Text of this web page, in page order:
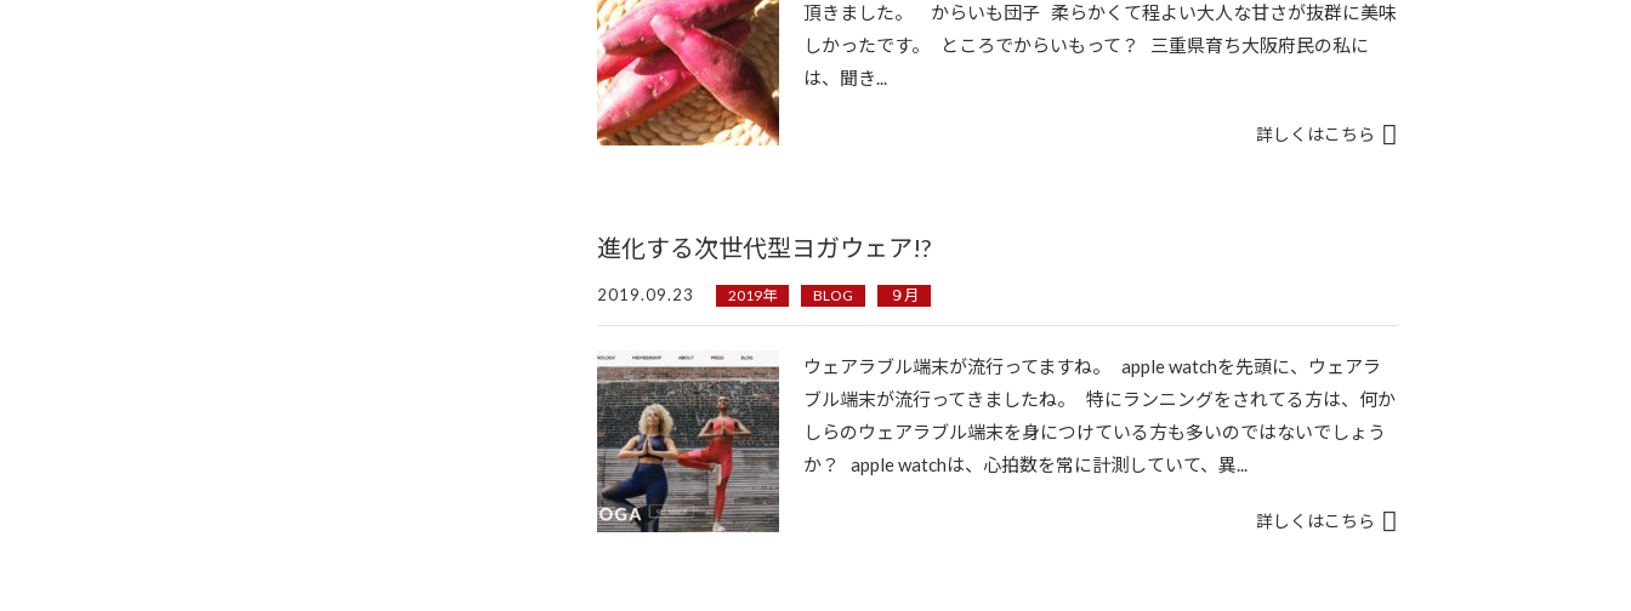
頂きました。 からいも団子 柔らかくて程よい大人な甘さが抜群に美味
しかったです。 ところでからいもって？ 三重県育ち大阪府民の私に
は、聞き...
詳しくはこちら
進化する次世代型ヨガウェア!?
2019.09.23 2019年 BLOG ９月
ウェアラブル端末が流行ってますね。 apple watchを先頭に、ウェアラ
ブル端末が流行ってきましたね。 特にランニングをされてる方は、何か
しらのウェアラブル端末を身につけている方も多いのではないでしょう
か？ apple watchは、心拍数を常に計測していて、異...
詳しくはこちら